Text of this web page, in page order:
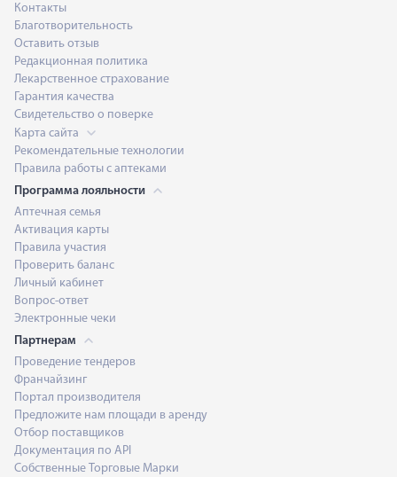
Контакты
Благотворительность
Оставить отзыв
Редакционная политика
Лекарственное страхование
Гарантия качества
Свидетельство о поверке
Карта сайта
Рекомендательные технологии
Правила работы с аптеками
Программа лояльности
Аптечная семья
Активация карты
Правила участия
Проверить баланс
Личный кабинет
Вопрос-ответ
Электронные чеки
Партнерам
Проведение тендеров
Франчайзинг
Портал производителя
Предложите нам площади в аренду
Отбор поставщиков
Документация по API
Собственные Торговые Марки